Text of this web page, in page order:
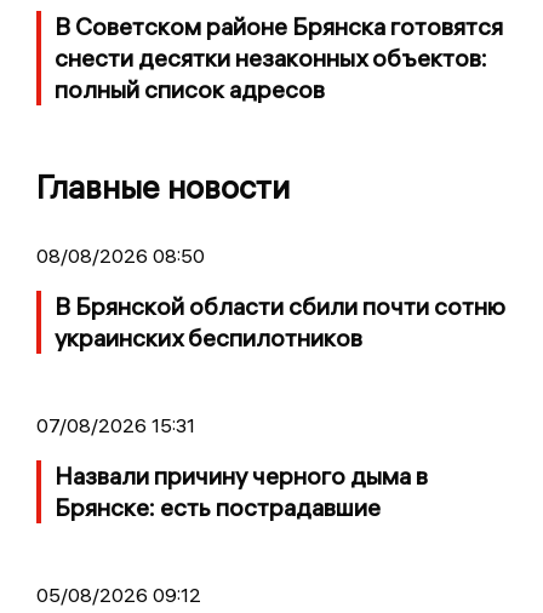
В Советском районе Брянска готовятся
снести десятки незаконных объектов:
полный список адресов
Главные новости
08/08/2026 08:50
В Брянской области сбили почти сотню
украинских беспилотников
07/08/2026 15:31
Назвали причину черного дыма в
Брянске: есть пострадавшие
05/08/2026 09:12